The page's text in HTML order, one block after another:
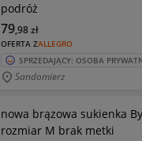
podróż
OFERTA ZALLEGRO
79,98zł
SPRZEDAJĄCY: OSOBA
Sandomierz
nowa brązowa sukienka
rozmiar M brak metki